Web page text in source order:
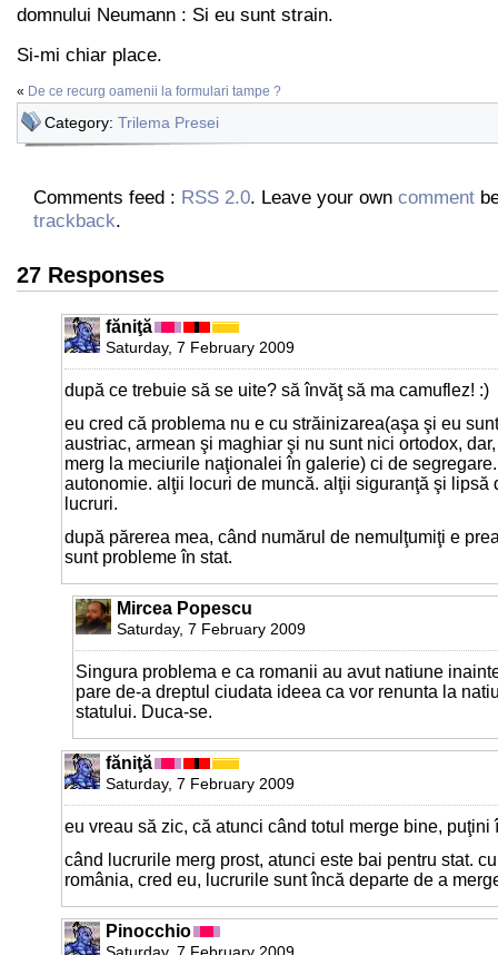
domnului Neumann : Si eu sunt strain.
Si-mi chiar place.
« De ce recurg oamenii la formulari tampe ?
Category: Trilema Presei
Comments feed : RSS 2.0. Leave your own comment
trackback.
27 Responses
făniţă
Saturday, 7 February 2009
după ce trebuie să se uite? să învăţ să ma camuflez! :)
eu cred că problema nu e cu străinizarea(aşa şi eu
austriac, armean şi maghiar şi nu sunt nici ortodox,
merg la meciurile naţionalei în galerie) ci de
autonomie. alţii locuri de muncă. alţii siguranţă şi lipsă
lucruri.
după părerea mea, când numărul de nemulţumiţi e
sunt probleme în stat.
Mircea Popescu
Saturday, 7 February 2009
Singura problema e ca romanii au avut natiune
pare de-a dreptul ciudata ideea ca vor renunta la
statului. Duca-se.
făniţă
Saturday, 7 February 2009
eu vreau să zic, că atunci când totul merge bine, puţini
când lucrurile merg prost, atunci este bai pentru stat.
românia, cred eu, lucrurile sunt încă departe de a
Pinocchio
Saturday, 7 February 2009